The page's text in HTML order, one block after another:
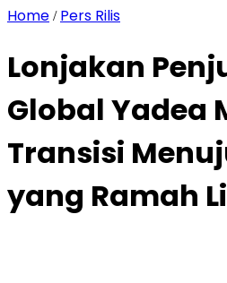
Home / Pers Rilis
Lonjakan
Global Yadea
Transisi
yang Ramah